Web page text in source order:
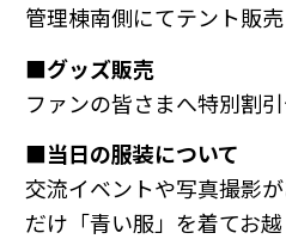
管理棟南側にてテント販売
■グッズ販売
ファンの皆さまへ特別割
■当日の服装について
交流イベントや写真撮影
だけ「青い服」を着てお越